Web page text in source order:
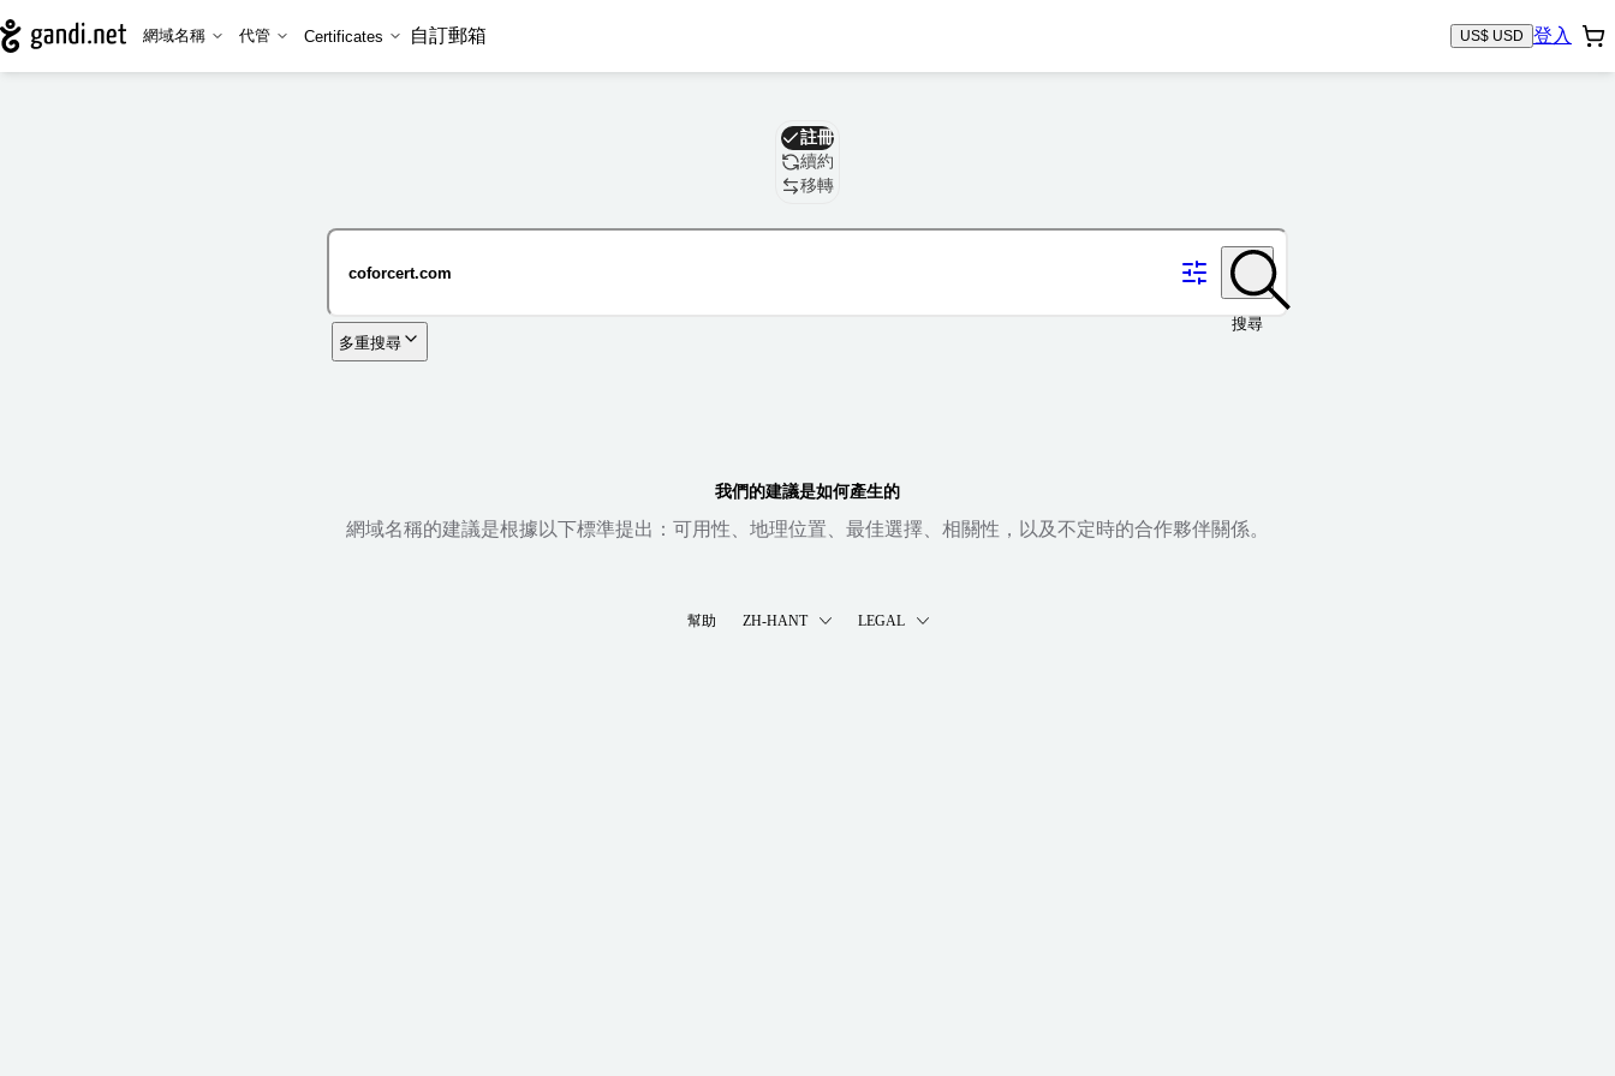
網域名稱 代管 Certificates 自訂郵箱 US$ USD 登入
域名註冊
續約
移轉
搜尋
多重搜尋
我們的建議是如何產生的
網域名稱的建議是根據以下標準提出：可用性、地理位置、最佳選擇、相關性，以及不定時的合作夥伴關係。
幫助 ZH-HANT LEGAL